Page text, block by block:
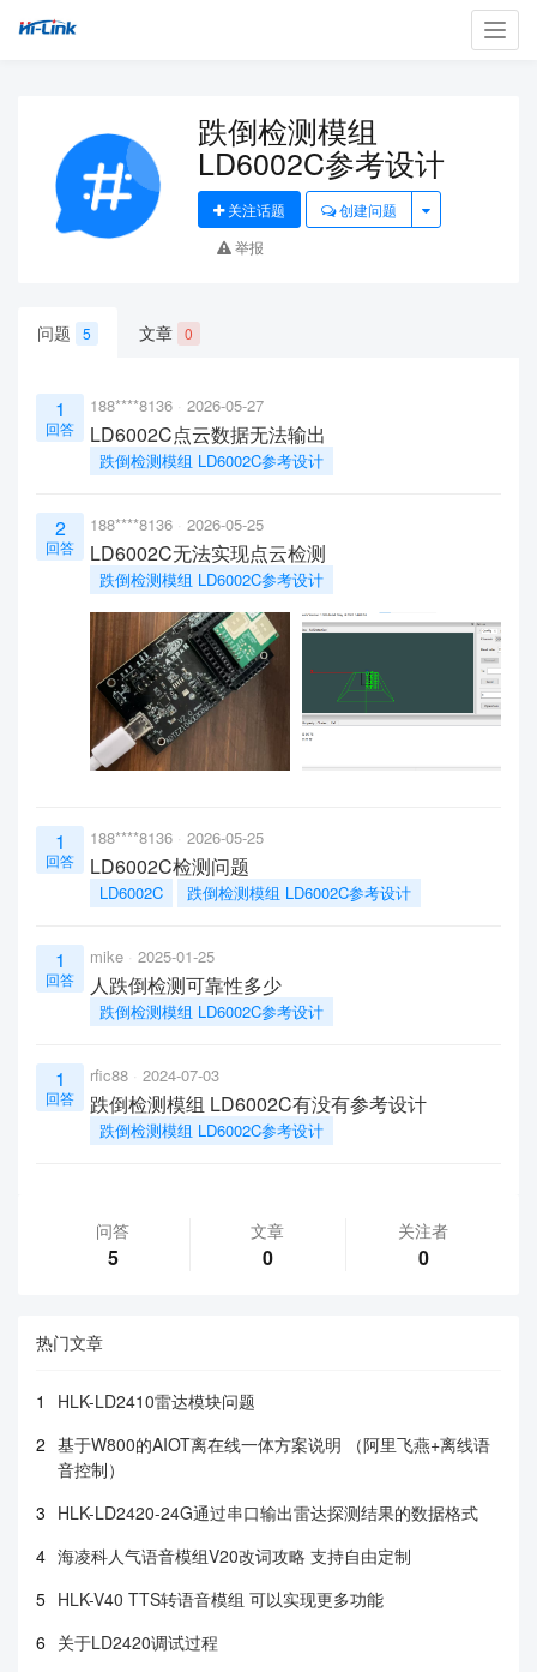
跌倒检测模组
LD6002C参考设计
关注话题
创建问题
举报
问题 5 文章 0
1
回答
188****8136 2026-05-27
LD6002C点云数据无法输出
跌倒检测模组 LD6002C参考设计
2
回答
188****8136 2026-05-25
LD6002C无法实现点云检测
跌倒检测模组 LD6002C参考设计
1
回答
188****8136 2026-05-25
LD6002C检测问题
LD6002C 跌倒检测模组 LD6002C参考设计
1
回答
mike 2025-01-25
人跌倒检测可靠性多少
跌倒检测模组 LD6002C参考设计
1
回答
rfic88 2024-07-03
跌倒检测模组 LD6002C有没有参考设计
跌倒检测模组 LD6002C参考设计
问答
5
文章
0
关注者
0
热门文章
1
HLK-LD2410雷达模块问题
2 基于W800的AIOT离在线一体方案说明 （阿里飞燕+离线语
音控制）
3 HLK-LD2420-24G通过串口输出雷达探测结果的数据格式
4 海凌科人气语音模组V20改词攻略 支持自由定制
5 HLK-V40 TTS转语音模组 可以实现更多功能
6 关于LD2420调试过程